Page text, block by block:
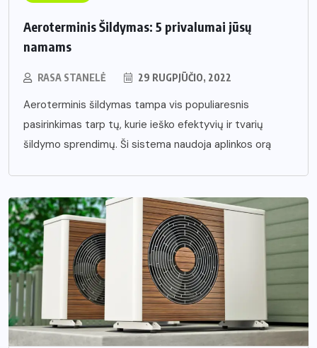
Aeroterminis Šildymas: 5 privalumai jūsų
namams
RASA STANELĖ 29 RUGPJŪČIO, 2022
Aeroterminis šildymas tampa vis populiaresnis
pasirinkimas tarp tų, kurie ieško efektyvių ir tvarių
šildymo sprendimų. Ši sistema naudoja aplinkos orą